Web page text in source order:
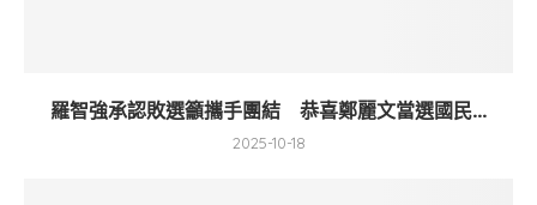
羅智強承認敗選籲攜手團結 恭喜鄭麗文當選國民...
2025-10-18